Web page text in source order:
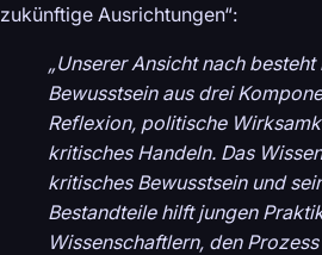
zukünftige Ausrichtungen“:
„Unserer Ansicht nach
Bewusstsein aus drei
Reflexion, politische
kritisches Handeln. Das
kritisches Bewusstsein und
Bestandteile hilft jungen
Wissenschaftlern, den